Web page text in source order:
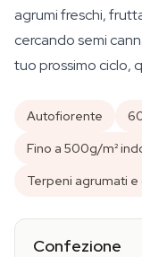
agrumi freschi,
cercando semi
tuo prossimo ciclo,
Autofiorente
Fino a 500g/m²
Terpeni agrumati e
Confezione